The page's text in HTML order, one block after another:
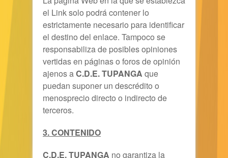
el Link solo podrá contener lo
estrictamente necesario para identificar
el destino del enlace. Tampoco se
responsabiliza de posibles opiniones
vertidas en páginas o foros de opinión
ajenos aC.D.E. TUPANGA que
puedan suponer un descrédito o
menosprecio directo o indirecto de
terceros.
3. CONTENIDO
C.D.E. TUPANGA no garantiza la